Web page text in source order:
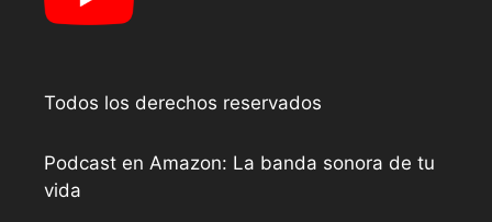
Todos los derechos reservados
Podcast en Amazon: La banda sonora de tu
vida